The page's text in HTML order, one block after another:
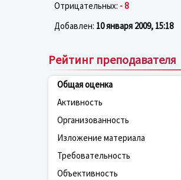
Отрицательных: - 8
Добавлен: 10 января 2009, 15:18
Рейтинг преподавателя
Общая оценка
Активность
Организованность
Изложение материала
Требовательность
Объективность